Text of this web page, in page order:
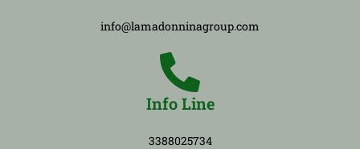
info@lamadonninagroup.com
Info Line
3388025734